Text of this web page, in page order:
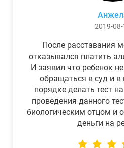
2019-
После расставания
отказывался платить
И заявил что ребенок
обращаться в суд и в
порядке делать тест
проведения данного
биологическим отцом и
деньги на